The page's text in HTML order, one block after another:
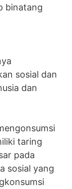
binatang
sosial dan
dan
taring
pada
sosial yang